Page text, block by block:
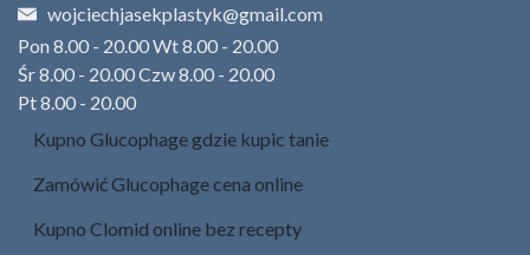
wojciechjasekplastyk@gmail.com
Pon 8.00 - 20.00 Wt 8.00 - 20.00
Śr 8.00 - 20.00 Czw 8.00 - 20.00
Pt 8.00 - 20.00
Kupno Glucophage gdzie kupic tanie
Zamówić Glucophage cena online
Kupno Clomid online bez recepty